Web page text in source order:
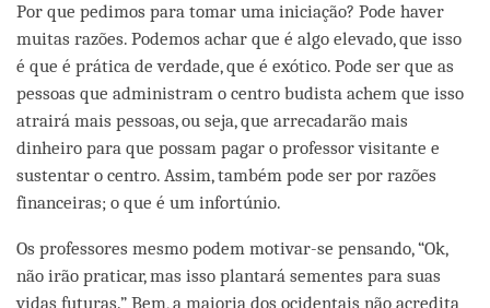
Por que pedimos para tomar uma iniciação? Pode haver
muitas razões. Podemos achar que é algo elevado, que isso
é que é prática de verdade, que é exótico. Pode ser que as
pessoas que administram o centro budista achem que isso
atrairá mais pessoas, ou seja, que arrecadarão mais
dinheiro para que possam pagar o professor visitante e
sustentar o centro. Assim, também pode ser por razões
financeiras; o que é um infortúnio.
Os professores mesmo podem motivar-se pensando, “Ok,
não irão praticar, mas isso plantará sementes para suas
vidas futuras.” Bem, a maioria dos ocidentais não acredita